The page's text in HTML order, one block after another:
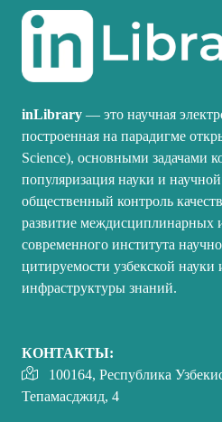
inLibrary — это научная
построенная на парадигме
Science), основными задачами
популяризация науки и научной
общественный контроль
развитие междисциплинарных
современного института
цитируемости узбекской науки
инфраструктуры знаний.
КОНТАКТЫ:
100164, Республика
Тепамасджид, 4